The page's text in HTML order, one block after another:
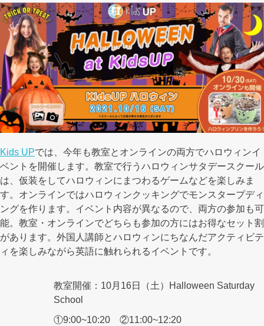
Kids UPでは、今年も教室とオンラインの両方でハロウィンイ
ベントを開催します。教室で行うハロウィンサタデースクール
は、仮装をしてハロウィンにまつわるゲームなどを楽しみま
す。オンラインではハロウィンクッキングでモンスタープディ
ングを作ります。イベント内容が異なるので、両方の参加も可
能。教室・オンラインでどちらも参加の方にはお得なセット割
があります。外国人講師とハロウィンにちなんだアクティビテ
ィを楽しみながら英語に触れられるイベントです。
教室開催：10月16日（土）Halloween Saturday
School
①9:00~10:20 ②11:00~12:20